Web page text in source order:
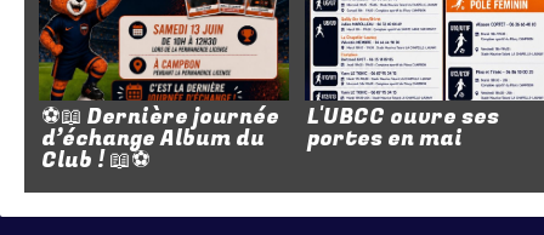
⚽📖 Dernière journée
d’échange Album du
Club ! 📖⚽
L'UBCC ouvre ses
portes en mai